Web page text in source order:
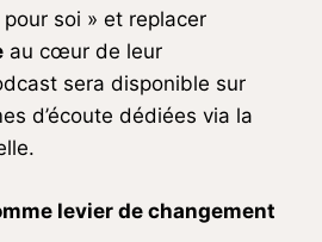
soi » et replacer
au cœur de leur
sera disponible sur
d’écoute dédiées via la
levier de changement